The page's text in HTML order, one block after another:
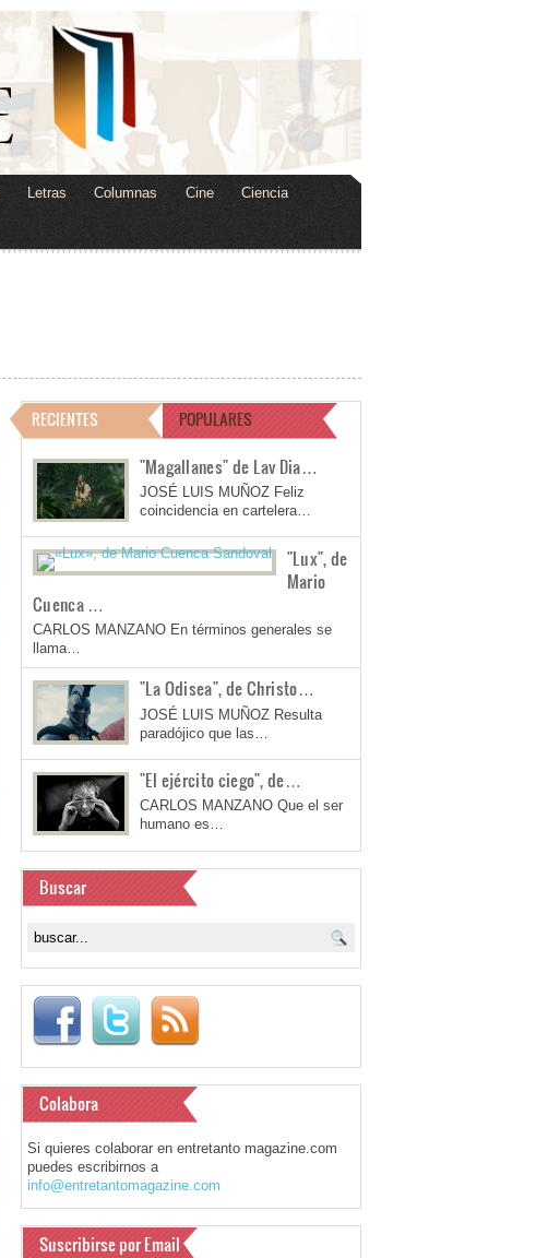
Letras Columnas Cine Ciencia
RECIENTES POPULARES
"Magallanes" de Lav Dia…
JOSÉ LUIS MUÑOZ Feliz
coincidencia en cartelera…
"Lux", de
Mario
Cuenca …
CARLOS MANZANO En términos generales se
llama…
"La Odisea", de Christo…
JOSÉ LUIS MUÑOZ Resulta
paradójico que las…
"El ejército ciego", de…
CARLOS MANZANO Que el ser
humano es…
Buscar
Colabora
Si quieres colaborar en entretanto magazine.com
puedes escribirnos a
info@entretantomagazine.com
Suscribirse por Email